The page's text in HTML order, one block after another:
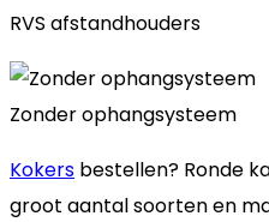
RVS afstandhouders
Zonder ophangsysteem
Kokers bestellen? Ronde
groot aantal soorten en